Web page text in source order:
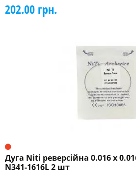
202.00 грн.
Дуга Niti реверсійна 0.016 x
N341-1616L 2 шт